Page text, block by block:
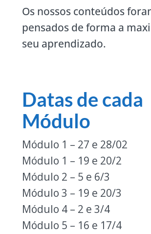
Os nossos conteúdos
pensados de forma a
seu aprendizado.
Datas de cada
Módulo
Módulo 1 – 27 e 28/02
Módulo 1 – 19 e 20/2
Módulo 2 – 5 e 6/3
Módulo 3 – 19 e 20/3
Módulo 4 – 2 e 3/4
Módulo 5 – 16 e 17/4